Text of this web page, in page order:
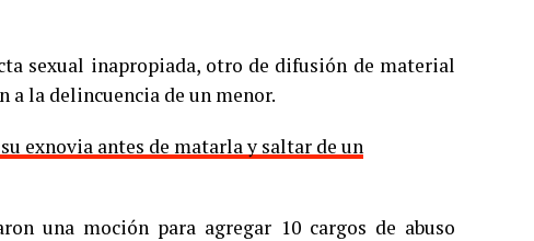
sexual inapropiada, otro de difusión de material
la delincuencia de un menor.
exnovia antes de matarla y saltar de un
una moción para agregar 10 cargos de abuso